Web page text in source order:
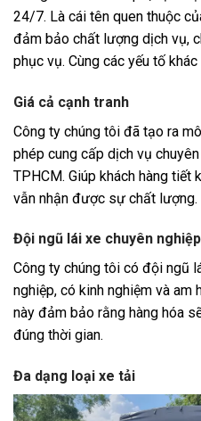
24/7. Là cái tên quen thuộc
đảm bảo chất lượng dịch vụ,
phục vụ. Cùng các yếu tố khác
Giá cả cạnh tranh
Công ty chúng tôi đã tạo ra
phép cung cấp dịch vụ
TPHCM. Giúp khách hàng tiết
vẫn nhận được sự chất lượng.
Đội ngũ lái xe chuyên nghiệp
Công ty chúng tôi có đội ngũ
nghiệp, có kinh nghiệm và am
này đảm bảo rằng hàng hóa
đúng thời gian.
Đa dạng loại xe tải